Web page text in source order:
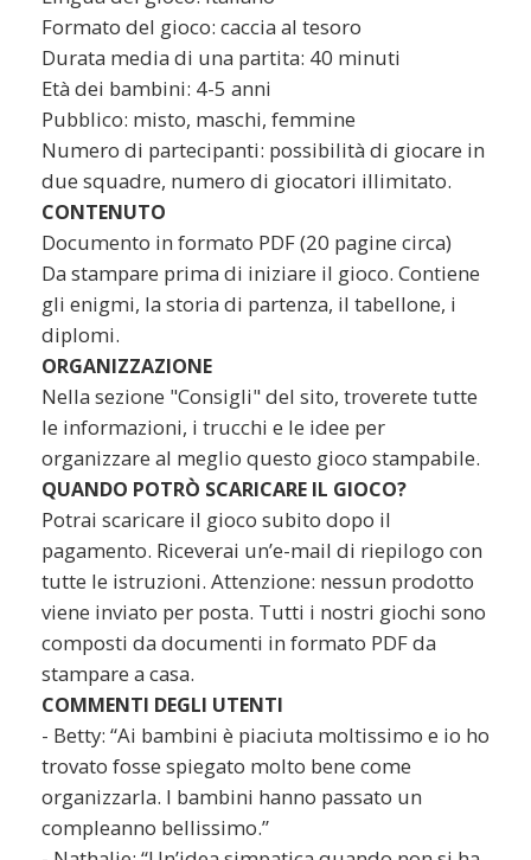
Formato del gioco: caccia al tesoro
Durata media di una partita: 40 minuti
Età dei bambini: 4-5 anni
Pubblico: misto, maschi, femmine
Numero di partecipanti: possibilità di giocare in
due squadre, numero di giocatori illimitato.
CONTENUTO
Documento in formato PDF (20 pagine circa)
Da stampare prima di iniziare il gioco. Contiene
gli enigmi, la storia di partenza, il tabellone, i
diplomi.
ORGANIZZAZIONE
Nella sezione "Consigli" del sito, troverete tutte
le informazioni, i trucchi e le idee per
organizzare al meglio questo gioco stampabile.
QUANDO POTRÒ SCARICARE IL GIOCO?
Potrai scaricare il gioco subito dopo il
pagamento. Riceverai un’e-mail di riepilogo con
tutte le istruzioni. Attenzione: nessun prodotto
viene inviato per posta. Tutti i nostri giochi sono
composti da documenti in formato PDF da
stampare a casa.
COMMENTI DEGLI UTENTI
- Betty: “Ai bambini è piaciuta moltissimo e io ho
trovato fosse spiegato molto bene come
organizzarla. I bambini hanno passato un
compleanno bellissimo.”